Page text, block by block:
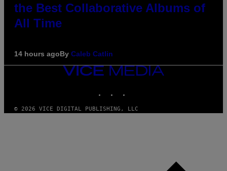
the Best Collaborative Albums of
All Time
14 hours agoBy Caleb Catlin
VICE
MEDIA
© 2026 VICE DIGITAL PUBLISHING, LLC